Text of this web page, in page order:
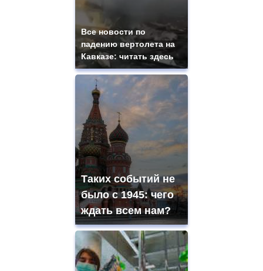
Все новости по
падению вертолета на
Кавказе: читать здесь
Таких событий не
было с 1945: чего
ждать всем нам?